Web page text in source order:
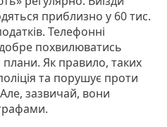
приблизно у 60 тис.
Телефонні
похвилюватись
плани. Як правило, таких
та порушує проти
зазвичай, вони